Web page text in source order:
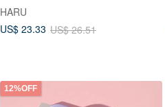
HARU
US$ 23.33 US$ 26.51
12%OFF